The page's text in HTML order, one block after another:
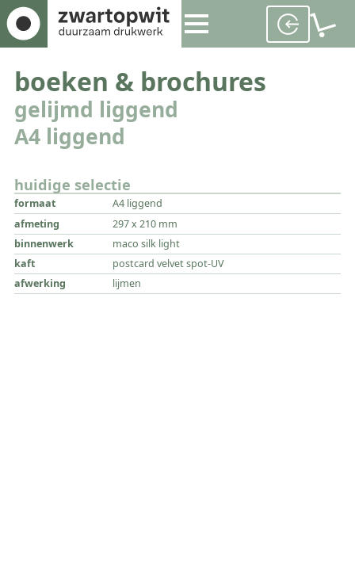
boeken & brochures
gelijmd liggend
A4 liggend
huidige selectie
formaat
A4 liggend
afmeting
297 x 210 mm
binnenwerk
maco silk light
kaft
postcard velvet spot-UV
afwerking
lijmen